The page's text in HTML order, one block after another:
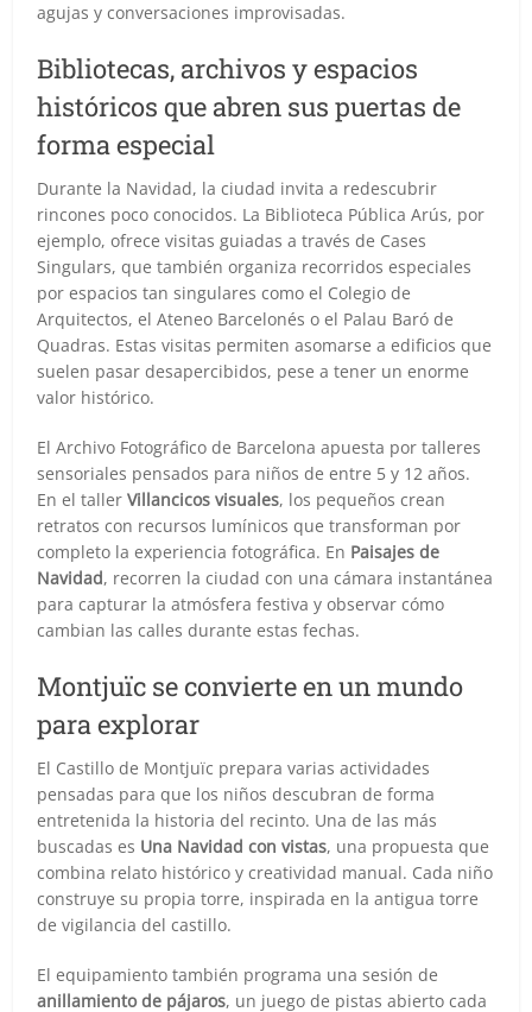
agujas y conversaciones improvisadas.
Bibliotecas, archivos y espacios
históricos que abren sus puertas de
forma especial
Durante la Navidad, la ciudad invita a redescubrir
rincones poco conocidos. La Biblioteca Pública Arús, por
ejemplo, ofrece visitas guiadas a través de Cases
Singulars, que también organiza recorridos especiales
por espacios tan singulares como el Colegio de
Arquitectos, el Ateneo Barcelonés o el Palau Baró de
Quadras. Estas visitas permiten asomarse a edificios que
suelen pasar desapercibidos, pese a tener un enorme
valor histórico.
El Archivo Fotográfico de Barcelona apuesta por talleres
sensoriales pensados para niños de entre 5 y 12 años.
En el tallerVillancicos visuales, los pequeños crean
retratos con recursos lumínicos que transforman por
completo la experiencia fotográfica. En Paisajes de
Navidad, recorren la ciudad con una cámara instantánea
para capturar la atmósfera festiva y observar cómo
cambian las calles durante estas fechas.
Montjuïc se convierte en un mundo
para explorar
El Castillo de Montjuïc prepara varias actividades
pensadas para que los niños descubran de forma
entretenida la historia del recinto. Una de las más
buscadas es Una Navidad con vistas, una propuesta que
combina relato histórico y creatividad manual. Cada niño
construye su propia torre, inspirada en la antigua torre
de vigilancia del castillo.
El equipamiento también programa una sesión de
anillamiento de pájaros, un juego de pistas abierto cada